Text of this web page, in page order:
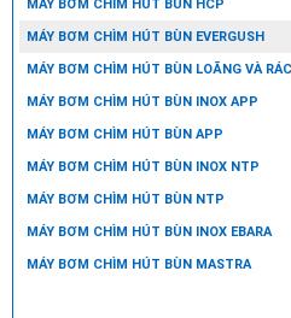
MÁY BƠM CHÌM HÚT BÙN HCP
MÁY BƠM CHÌM HÚT BÙN EVERGUSH
MÁY BƠM CHÌM HÚT BÙN LOÃNG VÀ
MÁY BƠM CHÌM HÚT BÙN INOX APP
MÁY BƠM CHÌM HÚT BÙN APP
MÁY BƠM CHÌM HÚT BÙN INOX NTP
MÁY BƠM CHÌM HÚT BÙN NTP
MÁY BƠM CHÌM HÚT BÙN INOX EBARA
MÁY BƠM CHÌM HÚT BÙN MASTRA